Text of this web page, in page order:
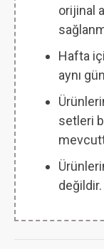
orijinal
Hafta
aynı
setleri
değildir.